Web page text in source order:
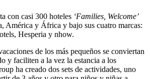
con casi 300 hoteles ‘Families, Welcome’
América y África y bajo sus cuatro marcas:
Hesperia y nhow.
de los más pequeños se conviertan
y faciliten a la vez la estancia a los
ha creado dos sets de actividades, uno